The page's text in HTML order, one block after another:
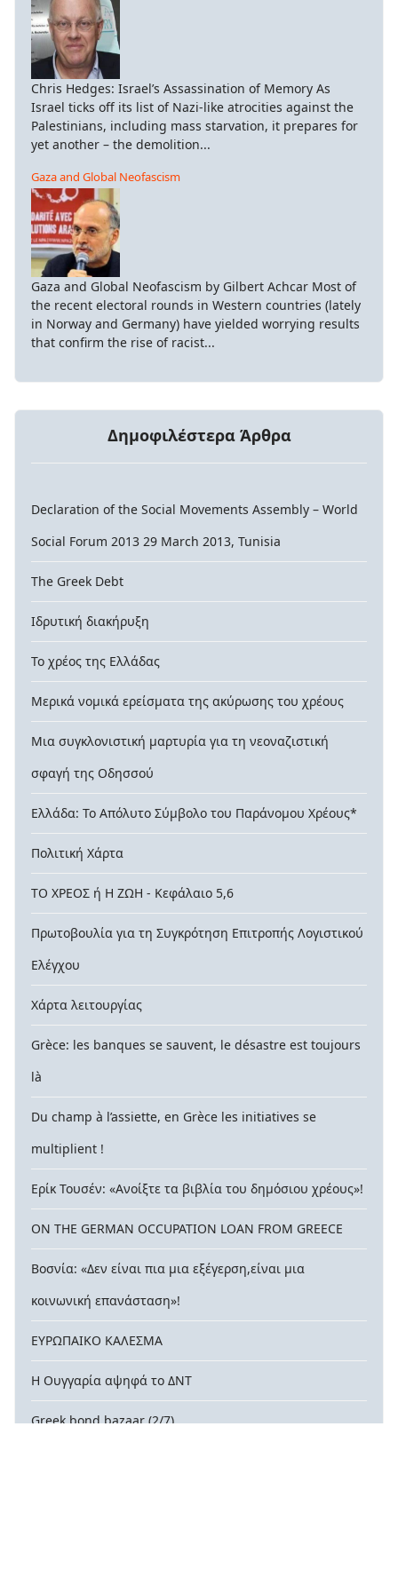
Chris Hedges: Israel’s Assassination of Memory As
Israel ticks off its list of Nazi-like atrocities against the
Palestinians, including mass starvation, it prepares for
yet another – the demolition...
Gaza and Global Neofascism
Gaza and Global Neofascism by Gilbert Achcar Most of
the recent electoral rounds in Western countries (lately
in Norway and Germany) have yielded worrying results
that confirm the rise of racist...
Δημοφιλέστερα Άρθρα
Declaration of the Social Movements Assembly – World
Social Forum 2013 29 March 2013, Tunisia
The Greek Debt
Ιδρυτική διακήρυξη
Το χρέος της Ελλάδας
Μερικά νομικά ερείσματα της ακύρωσης του χρέους
Μια συγκλονιστική μαρτυρία για τη νεοναζιστική
σφαγή της Οδησσού
Ελλάδα: Το Απόλυτο Σύμβολο του Παράνομου Χρέους*
Πολιτική Χάρτα
ΤΟ ΧΡΕΟΣ ή Η ΖΩΗ - Κεφάλαιο 5,6
Πρωτοβουλία για τη Συγκρότηση Επιτροπής Λογιστικού
Ελέγχου
Χάρτα λειτουργίας
Grèce: les banques se sauvent, le désastre est toujours
là
Du champ à l’assiette, en Grèce les initiatives se
multiplient !
Ερίκ Τουσέν: «Ανοίξτε τα βιβλία του δημόσιου χρέους»!
ON THE GERMAN OCCUPATION LOAN FROM GREECE
Βοσνία: «Δεν είναι πια μια εξέγερση,είναι μια
κοινωνική επανάσταση»!
ΕΥΡΩΠΑΙΚΟ ΚΑΛΕΣΜΑ
Η Ουγγαρία αψηφά το ΔΝΤ
Greek bond bazaar (2/7)